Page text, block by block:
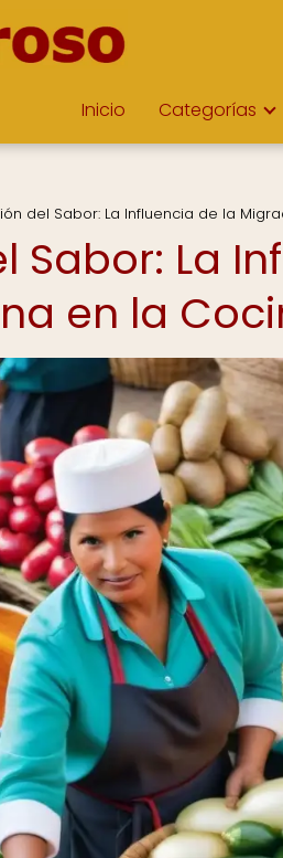
Inicio Categorías
del Sabor: La Influencia de la
Sabor: La
en la